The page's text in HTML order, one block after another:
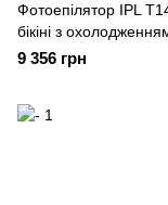
Фотоепілятор IPL
бікіні з
9 356 грн